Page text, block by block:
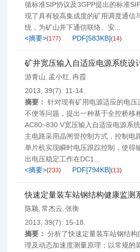
循标准SIP协议及3GPP提出的标准
现了具有较高集成度的矿用调度通信
统，为矿山井下通信联络、安...
<摘要>(177) PDF[583KB](14)
矿井宽压输入自适应电源系统设
游青山, 孟小红, 冉霞
2013, 39(7): 11-14.
摘要： 针对现有矿用电源适应的电压
不便等问题，提出一种基于全控桥移
AC80~830 V宽压输入自适应电源系
主电路采用晶闸管控制方式，控制电
单片机实现瞬时电压跟踪控制，使得
出电压稳定工作在DC1...
<摘要>(233) PDF[794KB](13)
快速定量装车站钢结构健康监测
陈颖, 常杰云, 张衡
2013, 39(7): 15-18.
摘要： 分析了快速定量装车站钢结构
理及动态加速度测量原理；以常规的